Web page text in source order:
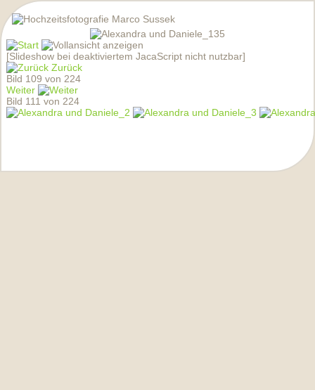
[Slideshow bei deaktiviertem JacaScript nicht nutzbar]
Zurück
Bild 109 von 224
Weiter
Bild 111 von 224